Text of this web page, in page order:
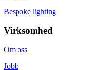
Bespoke lighting
Virksomhed
Om oss
Jobb